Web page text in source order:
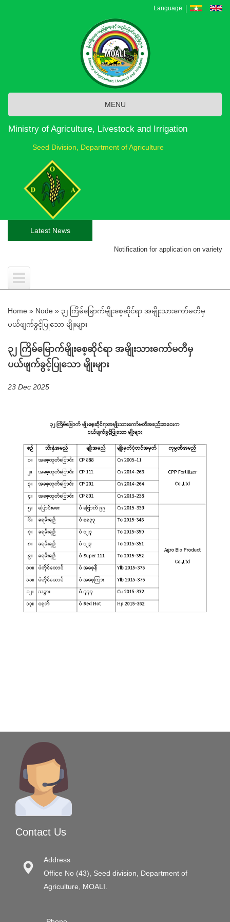
Language
MENU
Ministry of Agriculture, Livestock and Irrigation
Seed Division, Department of Agriculture
Latest News
Notification for application on variety
Home » Node » ၃၂ ကြိမ်မြောက်မျိုးစေ့ဆိုင်ရာ အမျိုးသားကော်မတီမှ
ပယ်ဖျက်ခွင့်ပြုသော မျိုးများ
၃၂ ကြိမ်မြောက်မျိုးစေ့ဆိုင်ရာ အမျိုးသားကော်မတီမှ
ပယ်ဖျက်ခွင့်ပြုသော မျိုးများ
23 Dec 2025
Contact Us
Address
Office No (43), Seed division, Department of
Agriculture, MOALI.